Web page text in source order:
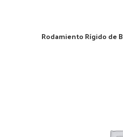
Rodamiento Rígido de